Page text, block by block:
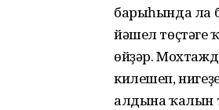
барыһында ла
йәшел төҫтәге
өйҙәр.
килешеп,
алдына ҡалын